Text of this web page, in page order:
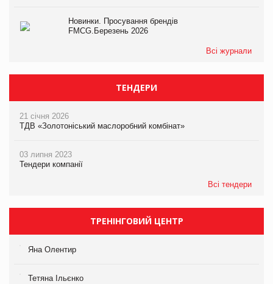
Новинки. Просування брендів
FMCG.Березень 2026
Всі журнали
ТЕНДЕРИ
21 січня 2026
ТДВ «Золотоніський маслоробний комбінат»
03 липня 2023
Тендери компанії
Всі тендери
ТРЕНІНГОВИЙ ЦЕНТР
Яна Олентир
Тетяна Ільєнко